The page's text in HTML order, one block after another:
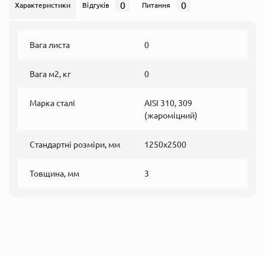
Характеристики Відгуків 0 Питання 0
Вага листа 0
Вага м2, кг 0
Марка сталі
AISI 310, 309
(жароміцний)
Стандартні розміри, мм 1250х2500
Товщина, мм 3